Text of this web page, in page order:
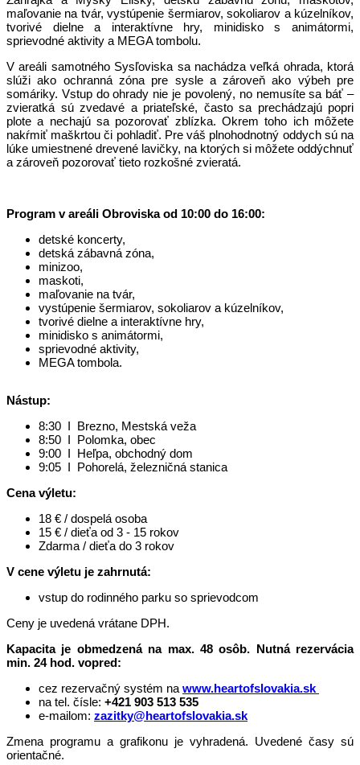
maľovanie na tvár, vystúpenie šermiarov, sokoliarov a kúzelníkov,
tvorivé dielne a interaktívne hry, minidisko s animátormi,
sprievodné aktivity a MEGA tombolu.
V areáli samotného Sysľoviska sa nachádza veľká ohrada, ktorá
slúži ako ochranná zóna pre sysle a zároveň ako výbeh pre
somáriky. Vstup do ohrady nie je povolený, no nemusíte sa báť –
zvieratká sú zvedavé a priateľské, často sa prechádzajú popri
plote a nechajú sa pozorovať zblízka. Okrem toho ich môžete
nakŕmiť maškrtou či pohladiť. Pre váš plnohodnotný oddych sú na
lúke umiestnené drevené lavičky, na ktorých si môžete oddýchnuť
a zároveň pozorovať tieto rozkošné zvieratá.
Program v areáli Obroviska od 10:00 do 16:00:
detské koncerty,
detská zábavná zóna,
minizoo,
maskoti,
maľovanie na tvár,
vystúpenie šermiarov, sokoliarov a kúzelníkov,
tvorivé dielne a interaktívne hry,
minidisko s animátormi,
sprievodné aktivity,
MEGA tombola.
Nástup:
8:30 I Brezno, Mestská veža
8:50 I Polomka, obec
9:00 I Heľpa, obchodný dom
9:05 I Pohorelá, železničná stanica
Cena výletu:
18 € / dospelá osoba
15 € / dieťa od 3 - 15 rokov
Zdarma / dieťa do 3 rokov
V cene výletu je zahrnutá:
vstup do rodinného parku so sprievodcom
Ceny je uvedená vrátane DPH.
Kapacita je obmedzená na max. 48 osôb. Nutná rezervácia
min. 24 hod. vopred:
cez rezervačný systém na www.heartofslovakia.sk
na tel. čísle: +421 903 513 535
e-mailom: zazitky@heartofslovakia.sk
Zmena programu a grafikonu je vyhradená. Uvedené časy sú
orientačné.